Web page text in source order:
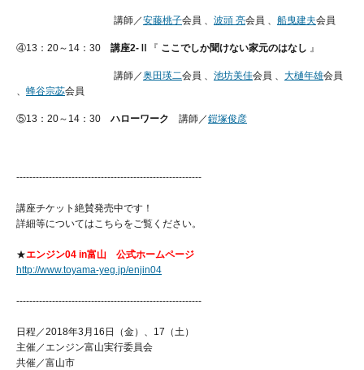
講師／安藤桃子会員 、 波頭 亮会員 、 船曳建夫会員
④13：20～14：30 講座2-Ⅱ 『 ここでしか聞けない家元のはなし 』
講師／奥田瑛二会員 、 池坊美佳会員 、 大樋年雄会員
、 蜂谷宗苾会員
⑤13：20～14：30 ハローワーク 講師／鎧塚俊彦
---------------------------------------------------------
講座チケット絶賛発売中です！
詳細等についてはこちらをご覧ください。
★エンジン04 in富山 公式ホームページ
http://www.toyama-yeg.jp/enjin04
---------------------------------------------------------
日程／2018年3月16日（金）、17（土）
主催／エンジン富山実行委員会
共催／富山市